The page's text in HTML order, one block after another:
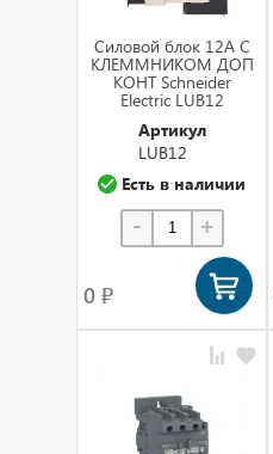
в наличии
Силовой блок 12А С
КЛЕММНИКОМ ДОП
КОНТ Schneider
Electric LUB12
Артикул
LUB12
Есть в наличии
- +
0 ₽